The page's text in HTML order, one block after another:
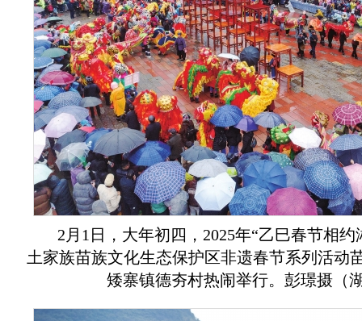
2月1日，大年初四，2025年“乙巳春节相
土家族苗族文化生态保护区非遗春节系列活动
矮寨镇德夯村热闹举行。彭璟摄（